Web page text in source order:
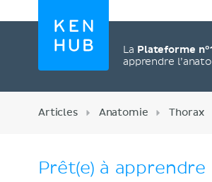
La Plateforme
apprendre
Articles Anatomie Thorax
Prêt(e) à apprendre